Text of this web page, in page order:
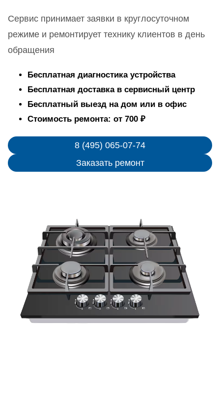
Сервис принимает заявки в круглосуточном
режиме и ремонтирует технику клиентов в день
обращения
Бесплатная диагностика устройства
Бесплатная доставка в сервисный центр
Бесплатный выезд на дом или в офис
Стоимость ремонта: от 700 ₽
8 (495) 065-07-74
Заказать ремонт